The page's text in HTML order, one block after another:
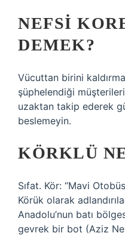
NEFSI
DEMEK?
Vücuttan birini
şüphelendiği
uzaktan takip ederek
beslemeyin.
KÖRKLÜ
Sıfat. Kör: “Mavi
Körük olarak
Anadolu’nun batı
gevrek bir bot (Aziz